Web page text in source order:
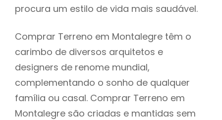
procura um estilo de vida mais saudável.
Comprar Terreno em Montalegre têm o
carimbo de diversos arquitetos e
designers de renome mundial,
complementando o sonho de qualquer
família ou casal. Comprar Terreno em
Montalegre são criadas e mantidas sem